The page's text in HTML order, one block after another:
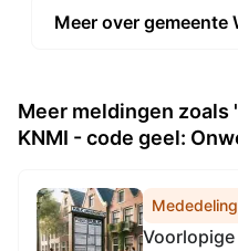
Meer over
Meer meldingen zoals
KNMI - code geel: